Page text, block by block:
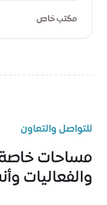
مكتب خاص
للتواصل والتعاون
مساحات خاصة
والفعاليات